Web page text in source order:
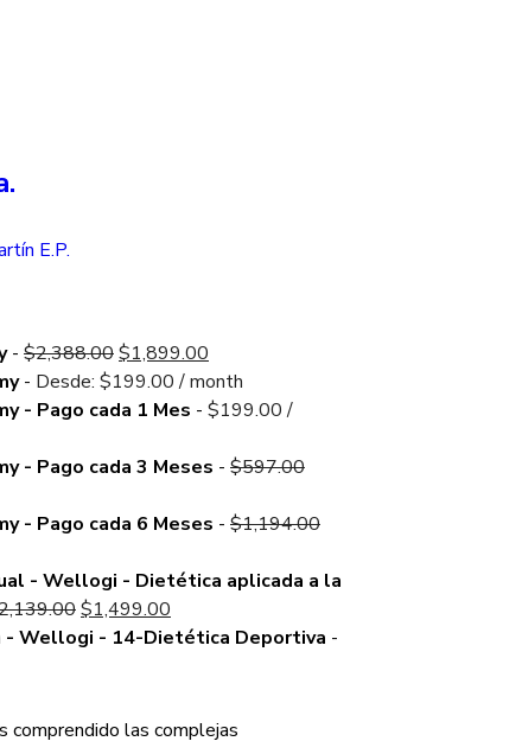
E.P.
- $2,388.00Original
price
was:
$1,899.00
price
is:
- Desde: $199.00 / month
- Pago cada 1 Mes - $199.00 /
- Pago cada 3 Meses - $597.00Original
was:
- Pago cada 6 Meses - $1,194.00Original
was:
- Wellogi - Dietética aplicada a la
Original
price
$1,499.00
price
- Wellogi - 14-Dietética Deportiva -
comprendido las complejas